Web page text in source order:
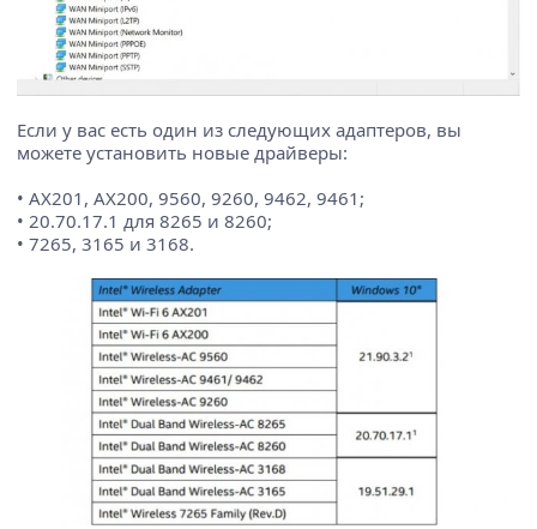
Если у вас есть один из следующих адаптеров, вы
можете установить новые драйверы:
• AX201, AX200, 9560, 9260, 9462, 9461;
• 20.70.17.1 для 8265 и 8260;
• 7265, 3165 и 3168.